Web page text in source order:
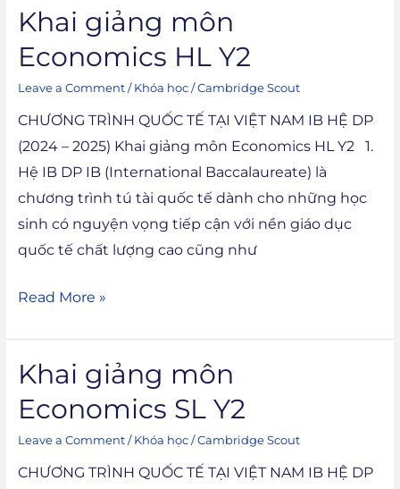
Khai giảng môn
Economics HL Y2
Leave a Comment/Khóa học/Cambridge Scout
CHƯƠNG TRÌNH QUỐC TẾ TẠI VIỆT NAM IB HỆ DP
(2024 – 2025) Khai giảng môn Economics HL Y2 1.
Hệ IB DP IB (International Baccalaureate) là
chương trình tú tài quốc tế dành cho những học
sinh có nguyện vọng tiếp cận với nền giáo dục
quốc tế chất lượng cao cũng như
Khai
môn
Economics
HL
Y2
Read More »
Khai giảng môn
Economics SL Y2
Leave a Comment/Khóa học/Cambridge Scout
CHƯƠNG TRÌNH QUỐC TẾ TẠI VIỆT NAM IB HỆ DP
Khai
môn
Economics
SL